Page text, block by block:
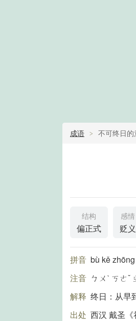
成语 不可终日的
结构
偏正式
感情
贬义
拼音 bù kě
注音 ㄅㄨˋ ㄎㄜˇ
解释 终日：从早
出处 西汉 戴圣《